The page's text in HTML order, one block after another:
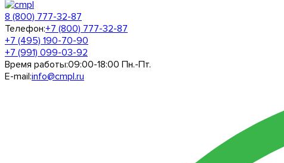
8 (800) 777-32-87
Телефон:+7 (800) 777-32-87
+7 (495) 190-70-90
+7 (991) 099-03-92
Время работы:09:00-18:00 Пн.-Пт.
E-mail:info@cmpl.ru